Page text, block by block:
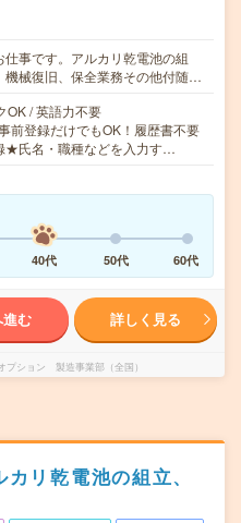
事です。アルカリ乾電池の組
機械復旧、保全業務その他付随…
OK / 英語力不要
前登録だけでもOK！履歴書不要
★氏名・職種などを入力す…
40代 50代 60代
む 詳しく見る
プション 製造事業部（全国）
リ乾電池の組立、